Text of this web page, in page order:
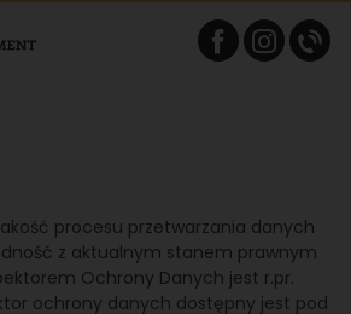
procesu przetwarzania danych
z aktualnym stanem prawnym
Ochrony Danych jest r.pr.
ochrony danych dostępny jest pod